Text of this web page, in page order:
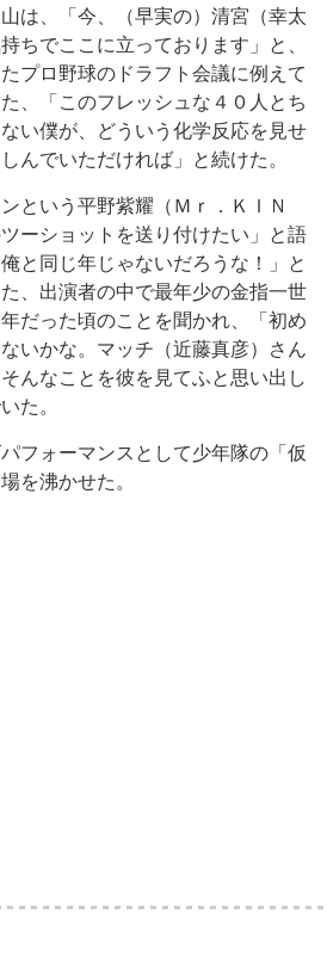
は、「今、（早実の）清宮（幸太
ちでここに立っております」と、
プロ野球のドラフト会議に例えて
、「このフレッシュな４０人とち
い僕が、どういう化学反応を見せ
んでいただければ」と続けた。
という平野紫耀（Ｍｒ．ＫＩＮ
ーショットを送り付けたい」と語
と同じ年じゃないだろうな！」と
、出演者の中で最年少の金指一世
だった頃のことを聞かれ、「初め
いかな。マッチ（近藤真彦）さん
んなことを彼を見てふと思い出し
た。
フォーマンスとして少年隊の「仮
を沸かせた。